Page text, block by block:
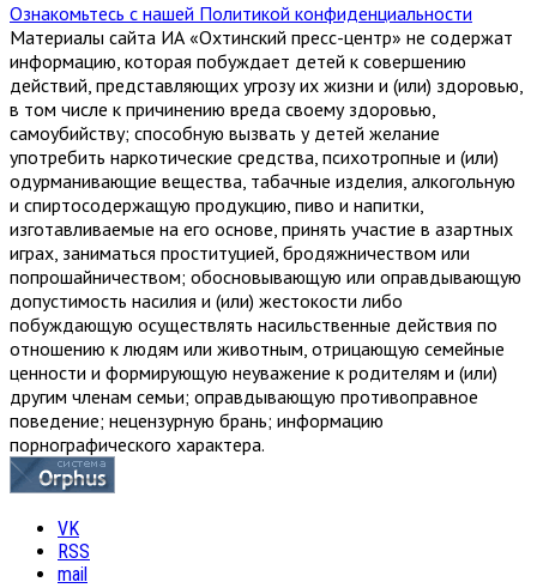
Ознакомьтесь с нашей Политикой конфиденциальности
Материалы сайта ИА «Охтинский пресс-центр» не содержат
информацию, которая побуждает детей к совершению
действий, представляющих угрозу их жизни и (или) здоровью,
в том числе к причинению вреда своему здоровью,
самоубийству; способную вызвать у детей желание
употребить наркотические средства, психотропные и (или)
одурманивающие вещества, табачные изделия, алкогольную
и спиртосодержащую продукцию, пиво и напитки,
изготавливаемые на его основе, принять участие в азартных
играх, заниматься проституцией, бродяжничеством или
попрошайничеством; обосновывающую или оправдывающую
допустимость насилия и (или) жестокости либо
побуждающую осуществлять насильственные действия по
отношению к людям или животным, отрицающую семейные
ценности и формирующую неуважение к родителям и (или)
другим членам семьи; оправдывающую противоправное
поведение; нецензурную брань; информацию
порнографического характера.
VK
RSS
mail